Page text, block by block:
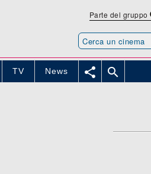
Parte del gruppo
TV News  